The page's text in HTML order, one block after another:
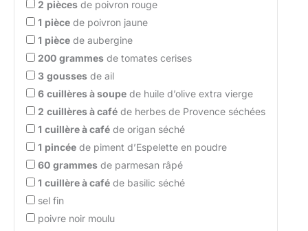
2 pièces de poivron rouge
1 pièce de poivron jaune
1 pièce de aubergine
200 grammes de tomates cerises
3 gousses de ail
6 cuillères à soupe de huile d’olive extra vierge
2 cuillères à café de herbes de Provence séchées
1 cuillère à café de origan séché
1 pincée de piment d’Espelette en poudre
60 grammes de parmesan râpé
1 cuillère à café de basilic séché
sel fin
poivre noir moulu